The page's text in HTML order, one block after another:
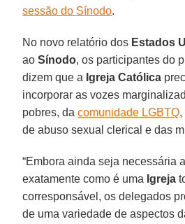
sessão do Sínodo.
No novo relatório dos Estados
aoSínodo, os participantes do
dizem que a Igreja Católica
incorporar as vozes
pobres, dacomunidade LGBTQ,
de abuso sexual clerical e das
“Embora ainda seja necessária
exatamente como é uma Igreja
corresponsável, os delegados
de uma variedade de aspectos